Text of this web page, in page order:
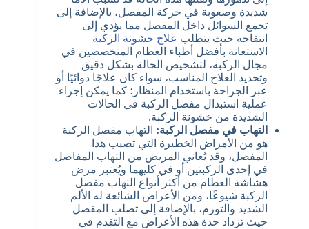
شديدة وصعوبة في حركة المفصل، بالإضافة إلى
تجمع السوائل داخل المفصل مما يؤدي إلى
انتفاخه حيث يتطلب علاج خشونة الركبة
الاستعانة بأفضل أطباء العظام المتخصصين في
مجال الركبة، لتشخيص الحالة بشكل دقيق
وتحديد العلاج المناسب، سواء كان علاجًا دوائيًا أو
عبر الجراحة باستخدام المنظار؛ كما يمكن إجراء
عملية استبدال مفصل الركبة في الحالات
الشديدة من خشونة الركبة.
التهاب في مفصل الركبة: التهاب مفصل الركبة
هو من الأمراض الخطيرة التي تصيب هذا
المفصل، وقد يُعاني المريض من التهاب المفاصل
في إحدى الركبتين أو في كليهما ويُعتبر مرض
هشاشة العظام من أكثر أنواع التهاب مفصل
الركبة شيوعًا، ومن الأعراض الشائعة له الألم
الشديد والتورم، بالإضافة إلى تصلب المفصل
حيث تزداد حدة هذه الأعراض مع التقدم في